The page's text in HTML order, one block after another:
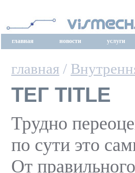
главная новости услуги
главная /
ТЕГ TITLE
Трудно
по сути это
От